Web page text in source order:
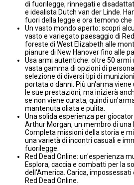
di fuorilegge, rinnegati e
e idealista Dutch van der Linde.
fuori della legge e ora temono che
Un vasto mondo aperto: scopri
vasto e variegato paesaggio di
foreste di West Elizabeth alle
pianure di New Hanover fino alle
Usa armi autentiche: oltre 50 armi
vasta gamma di opzioni di
selezione di diversi tipi di
portata o danni. Più un'arma
le sue prestazioni, ma inizierà
se non viene curata, quindi
mantenuta oliata e pulita.
Una solida esperienza per
Arthur Morgan, un membro di una
Completa missioni della storia e
una varietà di incontri casuali e
fuorilegge.
Red Dead Online: un'esperienza
Esplora, caccia e combatti per la
dell'America. Carica, impossessati
Red Dead Online.